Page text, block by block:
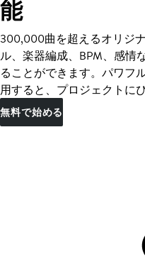
能
300,000曲を超えるオリジ
ル、楽器編成、BPM、感情
ることができます。パワフ
用すると、プロジェクトに
無料で始める